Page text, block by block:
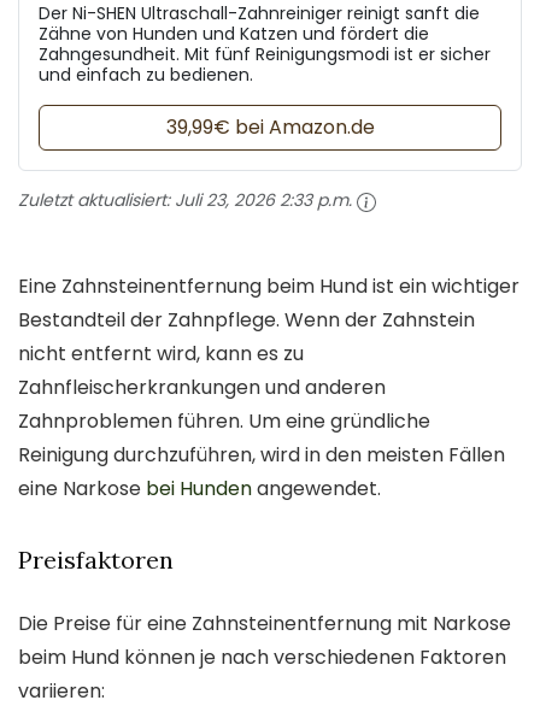
Der Ni-SHEN Ultraschall-Zahnreiniger reinigt sanft die
Zähne von Hunden und Katzen und fördert die
Zahngesundheit. Mit fünf Reinigungsmodi ist er sicher
und einfach zu bedienen.
39,99€ bei Amazon.de
Zuletzt aktualisiert: Juli 23, 2026 2:33 p.m.
Eine Zahnsteinentfernung beim Hund ist ein wichtiger
Bestandteil der Zahnpflege. Wenn der Zahnstein
nicht entfernt wird, kann es zu
Zahnfleischerkrankungen und anderen
Zahnproblemen führen. Um eine gründliche
Reinigung durchzuführen, wird in den meisten Fällen
eine Narkose bei Hundenangewendet.
Preisfaktoren
Die Preise für eine Zahnsteinentfernung mit Narkose
beim Hund können je nach verschiedenen Faktoren
variieren: